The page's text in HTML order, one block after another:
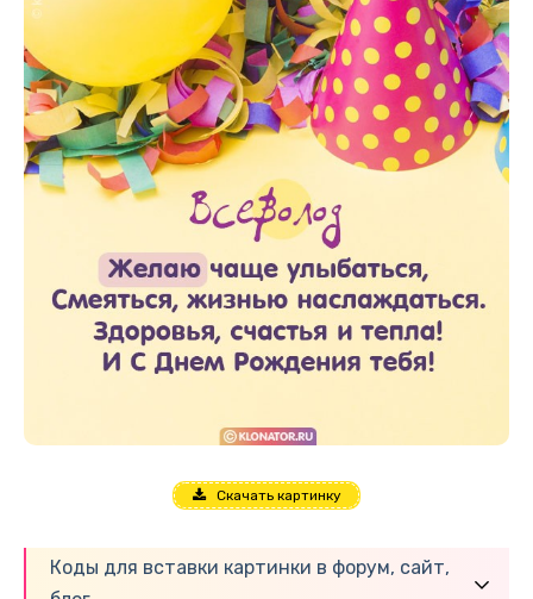
Скачать картинку
Коды для вставки картинки в форум, сайт,